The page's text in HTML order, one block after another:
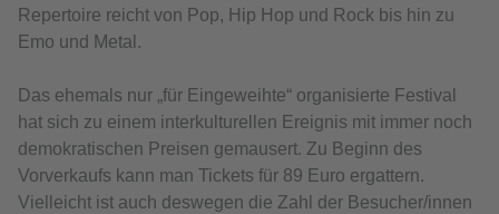
Repertoire reicht von Pop, Hip Hop und Rock bis hin zu
Emo und Metal.
Das ehemals nur „für Eingeweihte“ organisierte Festival
hat sich zu einem interkulturellen Ereignis mit immer noch
demokratischen Preisen gemausert. Zu Beginn des
Vorverkaufs kann man Tickets für 89 Euro ergattern.
Vielleicht ist auch deswegen die Zahl der Besucher/innen